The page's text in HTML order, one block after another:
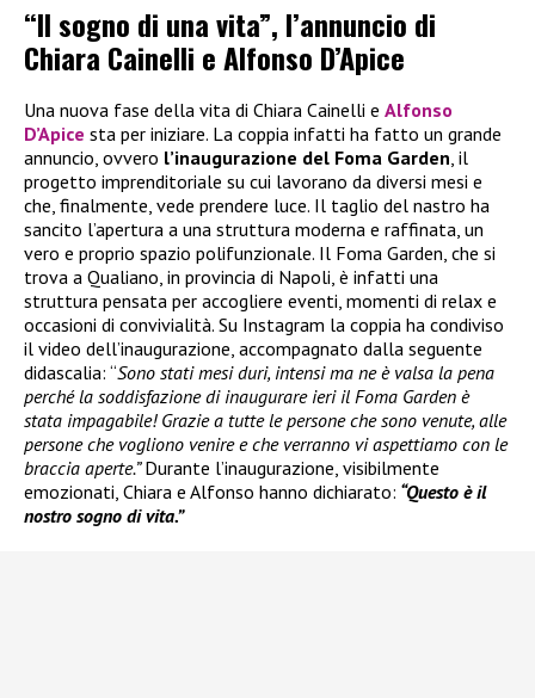
“Il sogno di una vita”, l’annuncio di
Chiara Cainelli e Alfonso D’Apice
Una nuova fase della vita di Chiara Cainelli e Alfonso
D’Apice sta per iniziare. La coppia infatti ha fatto un grande
annuncio, ovvero l’inaugurazione del Foma Garden , il
progetto imprenditoriale su cui lavorano da diversi mesi e
che, finalmente, vede prendere luce. Il taglio del nastro ha
sancito l’apertura a una struttura moderna e raffinata, un
vero e proprio spazio polifunzionale. Il Foma Garden, che si
trova a Qualiano, in provincia di Napoli, è infatti una
struttura pensata per accogliere eventi, momenti di relax e
occasioni di convivialità. Su Instagram la coppia ha condiviso
il video dell’inaugurazione, accompagnato dalla seguente
didascalia: “Sono stati mesi duri, intensi ma ne è valsa la pena
perché la soddisfazione di inaugurare ieri il Foma Garden è
stata impagabile! Grazie a tutte le persone che sono venute, alle
persone che vogliono venire e che verranno vi aspettiamo con le
braccia aperte.”Durante l’inaugurazione, visibilmente
emozionati, Chiara e Alfonso hanno dichiarato: “Questo è il
nostro sogno di vita.”